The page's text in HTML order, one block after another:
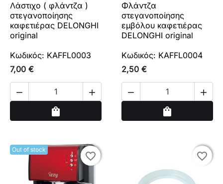
Λάστιχο ( φλάντζα )
στεγανοποίησης
καφετιέρας DELONGHI
original
Κωδικός: KAFFL0003
7,00 €
 
shopping_bag
Φλάντζα
στεγανοποίησης
εμβόλου καφετιέρας
DELONGHI original
Κωδικός: KAFFL0004
2,50 €
 
shopping_bag
Out of stock
favorite_border
favorite_border favorite_border
favorite_border